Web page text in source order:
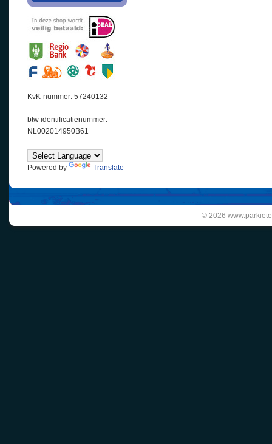
KvK-nummer: 57240132
btw identificatienummer:
NL002014950B61
Powered by Translate
© 2026